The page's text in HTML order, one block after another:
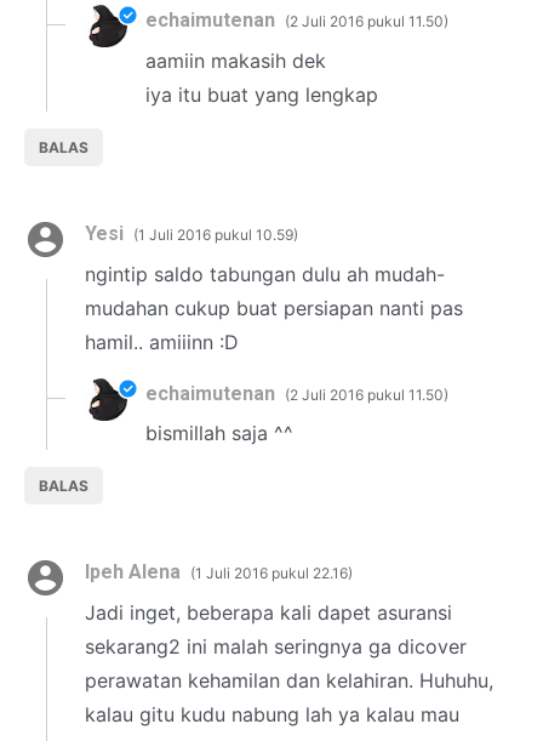
BALAS
echaimutenan 2 Juli 2016 pukul 11.50
aamiin makasih dek
iya itu buat yang lengkap
Yesi 1 Juli 2016 pukul 10.59
ngintip saldo tabungan dulu ah mudah-
mudahan cukup buat persiapan nanti pas
hamil.. amiiinn :D
BALAS
echaimutenan 2 Juli 2016 pukul 11.50
bismillah saja ^^
Ipeh Alena 1 Juli 2016 pukul 22.16
Jadi inget, beberapa kali dapet asuransi
sekarang2 ini malah seringnya ga dicover
perawatan kehamilan dan kelahiran. Huhuhu,
kalau gitu kudu nabung lah ya kalau mau